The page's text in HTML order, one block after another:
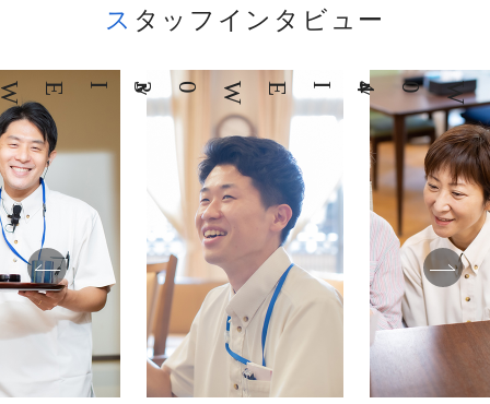
スタッフインタビュー
INTERVIEW INTERVIEW
03 04